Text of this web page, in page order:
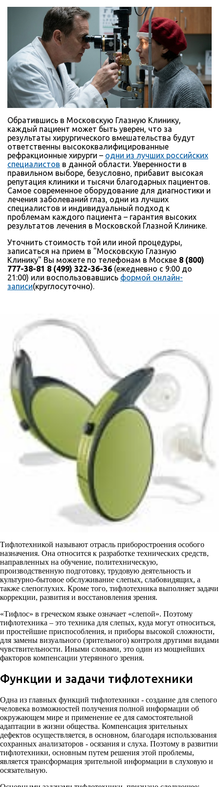
Обратившись в Московскую Глазную Клинику,
каждый пациент может быть уверен, что за
результаты хирургического вмешательства будут
ответственны высококвалифицированные
рефракционные хирурги – одни из лучших российских
специалистов в данной области. Уверенности в
правильном выборе, безусловно, прибавит высокая
репутация клиники и тысячи благодарных пациентов.
Самое современное оборудование для диагностики и
лечения заболеваний глаз, одни из лучших
специалистов и индивидуальный подход к
проблемам каждого пациента – гарантия высоких
результатов лечения в Московской Глазной Клинике.
Уточнить стоимость той или иной процедуры,
записаться на прием в "Московскую Глазную
Клинику" Вы можете по телефонам в Москве 8 (800)
777-38-81 8 (499) 322-36-36 (ежедневно с 9:00 до
21:00) или воспользовавшись формой онлайн-
записи(круглосуточно).
Тифлотехникой называют отрасль приборостроения особого
назначения. Она относится к разработке технических средств,
направленных на обучение, политехническую,
производственную подготовку, трудовую деятельность и
культурно-бытовое обслуживание слепых, слабовидящих, а
также слепоглухих. Кроме того, тифлотехника выполняет задачи
коррекции, развития и восстановления зрения.
«Тифлос» в греческом языке означает «слепой». Поэтому
тифлотехника – это техника для слепых, куда могут относиться,
и простейшие приспособления, и приборы высокой сложности,
для замены визуального (зрительного) контроля другими видами
чувствительности. Иными словами, это один из мощнейших
факторов компенсации утерянного зрения.
Функции и задачи тифлотехники
Одна из главных функций тифлотехники - создание для слепого
человека возможностей получения полной информации об
окружающем мире и применение ее для самостоятельной
адаптации в жизни общества. Компенсация зрительных
дефектов осуществляется, в основном, благодаря использования
сохранных анализаторов - осязания и слуха. Поэтому в развитии
тифлотехники, основным путем решения этой проблемы,
является трансформация зрительной информации в слуховую и
осязательную.